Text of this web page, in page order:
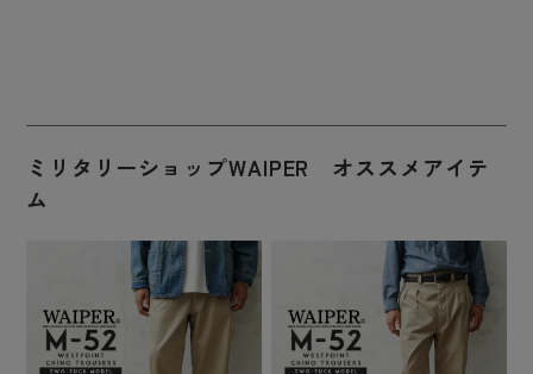
ミリタリーショップWAIPER オススメアイテ
ム